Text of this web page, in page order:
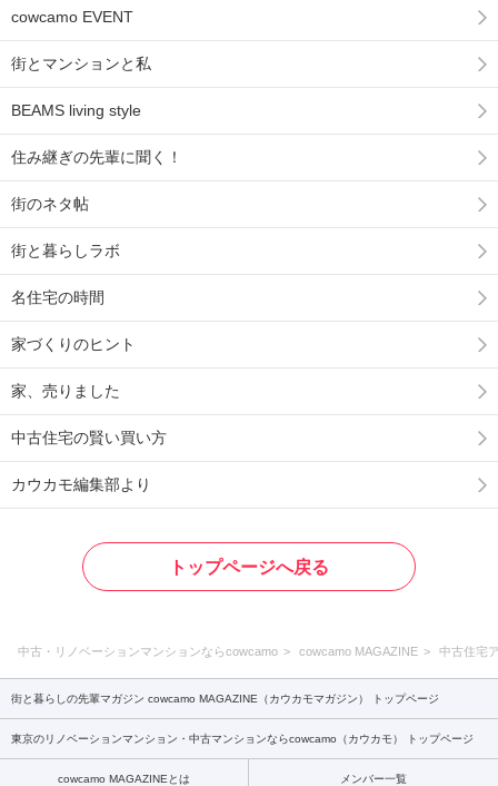
cowcamo EVENT
街とマンションと私
BEAMS living style
住み継ぎの先輩に聞く！
街のネタ帖
街と暮らしラボ
名住宅の時間
家づくりのヒント
家、売りました
中古住宅の賢い買い方
カウカモ編集部より
トップページへ戻る
中古・リノベーションマンションならcowcamo cowcamo MAGAZINE 中古住宅
街と暮らしの先輩マガジン cowcamo MAGAZINE（カウカモマガジン） トップページ
東京のリノベーションマンション・中古マンションならcowcamo（カウカモ） トップページ
cowcamo MAGAZINEとは メンバー一覧